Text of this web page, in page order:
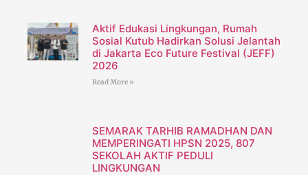
Aktif Edukasi Lingkungan, Rumah
Sosial Kutub Hadirkan Solusi Jelantah
di Jakarta Eco Future Festival (JEFF)
2026
Read More »
SEMARAK TARHIB RAMADHAN DAN
MEMPERINGATI HPSN 2025, 807
SEKOLAH AKTIF PEDULI
LINGKUNGAN